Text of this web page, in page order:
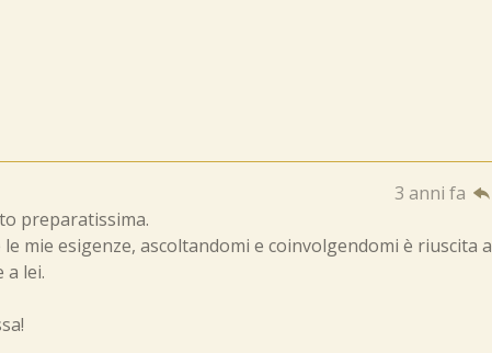
3 anni fa
preparatissima.
mie esigenze, ascoltandomi e coinvolgendomi è riuscita a
a lei.